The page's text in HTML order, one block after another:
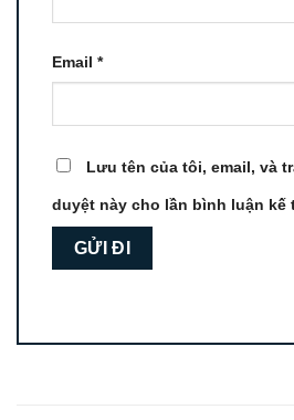
Email *
Lưu tên của tôi, email, và
duyệt này cho lần bình luận kế